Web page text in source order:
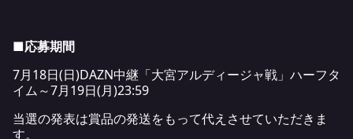
■応募期間
7月18日(日)DAZN中継「大宮アルディージャ戦」ハーフタ
イム～7月19日(月)23:59
当選の発表は賞品の発送をもって代えさせていただきま
す。